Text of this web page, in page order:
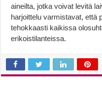
aineilta, jotka voivat levitä
harjoittelu varmistavat, että
tehokkaasti kaikissa
erikoistilanteissa.